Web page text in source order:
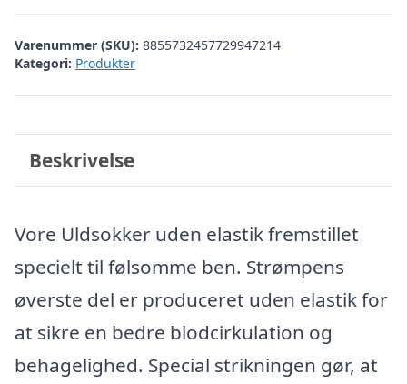
Varenummer (SKU): 8855732457729947214
Kategori: Produkter
Beskrivelse
Vore Uldsokker uden elastik fremstillet
specielt til følsomme ben. Strømpens
øverste del er produceret uden elastik for
at sikre en bedre blodcirkulation og
behagelighed. Special strikningen gør, at